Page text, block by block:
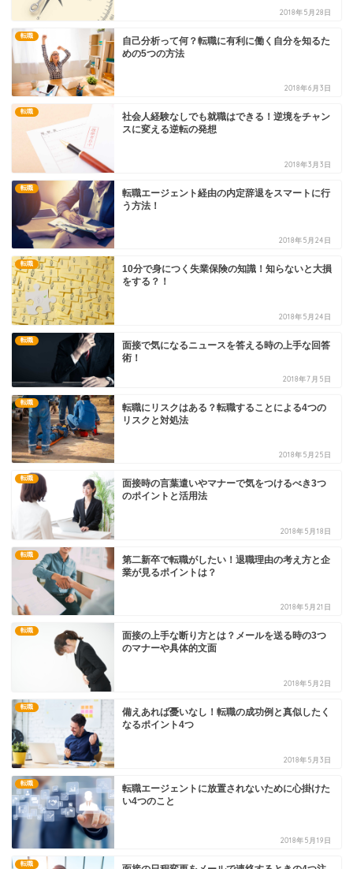
2018年5月28日
転職
自己分析って何？転職に有利に働く自分を知るた
めの5つの方法
2018年6月3日
転職
社会人経験なしでも就職はできる！逆境をチャン
スに変える逆転の発想
2018年3月3日
転職
転職エージェント経由の内定辞退をスマートに行
う方法！
2018年5月24日
転職
10分で身につく失業保険の知識！知らないと大損
をする？！
2018年5月24日
転職
面接で気になるニュースを答える時の上手な回答
術！
2018年7月5日
転職
転職にリスクはある？転職することによる4つの
リスクと対処法
2018年5月25日
転職
面接時の言葉遣いやマナーで気をつけるべき3つ
のポイントと活用法
2018年5月18日
転職
第二新卒で転職がしたい！退職理由の考え方と企
業が見るポイントは？
2018年5月21日
転職
面接の上手な断り方とは？メールを送る時の3つ
のマナーや具体的文面
2018年5月2日
転職
備えあれば憂いなし！転職の成功例と真似したく
なるポイント4つ
2018年5月3日
転職
転職エージェントに放置されないために心掛けた
い4つのこと
2018年5月19日
転職